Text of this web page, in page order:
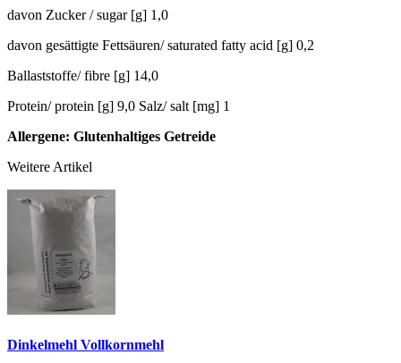
davon Zucker / sugar [g] 1,0
davon gesättigte Fettsäuren/ saturated fatty acid [g] 0,2
Ballaststoffe/ fibre [g] 14,0
Protein/ protein [g] 9,0 Salz/ salt [mg] 1
Allergene: Glutenhaltiges Getreide
Weitere Artikel
Dinkelmehl Vollkornmehl